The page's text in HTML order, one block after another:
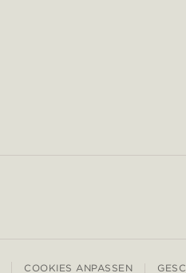
COOKIES ANPASSEN